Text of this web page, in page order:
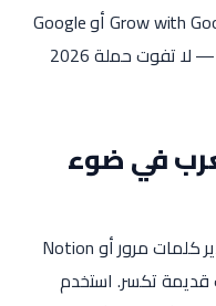
اشترك في نشرة Grow with Google أو Google
Cloud للعروض المجانية الجديدة — لا تفوت حملة 2026
في ضوء
احفظ روابط الدورات الرسمية في مدير كلمات مرور أو Notion
تكسر. استخدم